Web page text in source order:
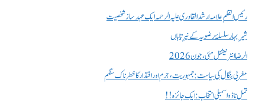
رئیس القلم علامہ ارشد القادری علیہ الرحمہ ایک عہد ساز شخصیت
شیرِ بہار سلسلۂ رضویہ کے نیرِ تاباں
الرضا انٹر نیشنل مئی، جون 2026
مغربی بنگال کی سیاست:جمہوریت، جرم اور اقتدار کا خطرناک سنگم
تمل ناڈو اسمبلی انتخاب : ایک جائزہ !!